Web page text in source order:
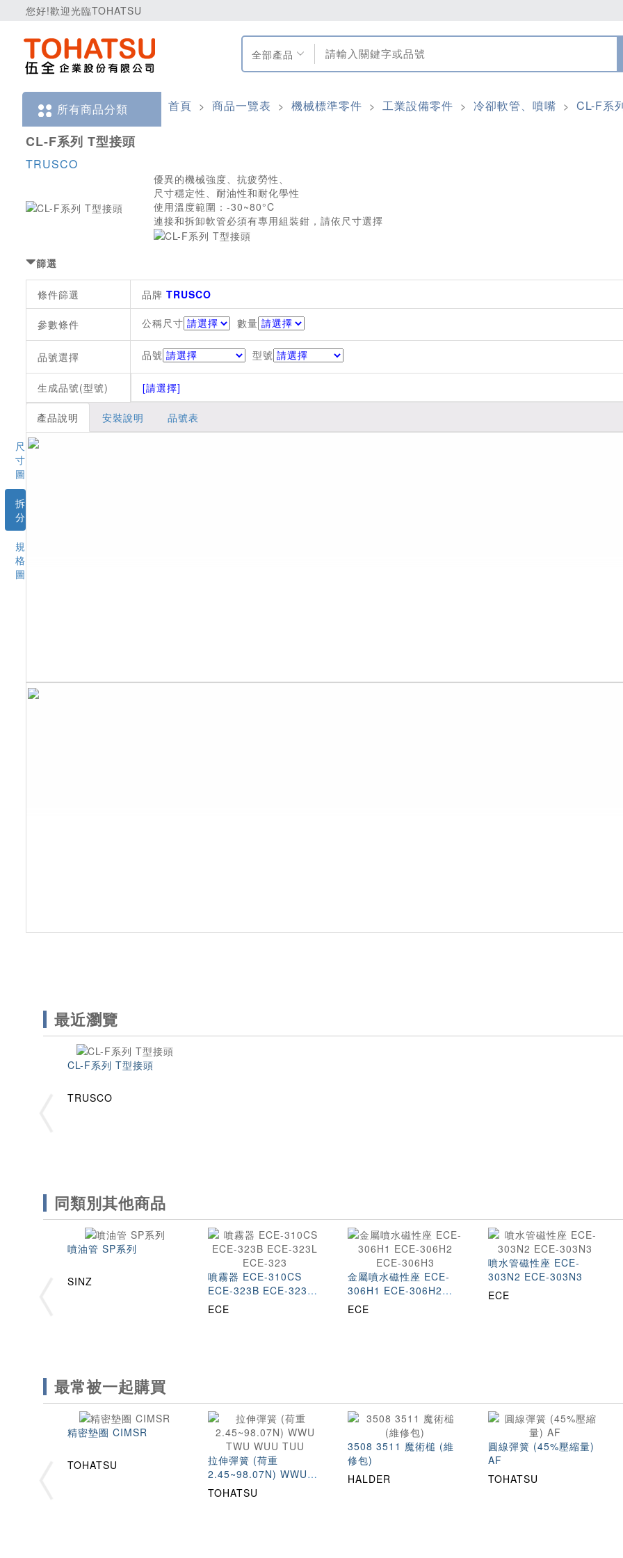
您好!歡迎光臨TOHATSU
全部產品
所有商品分類 首頁 > 商品一覽表 > 機械標準零件 > 工業設備零件 > 冷卻軟管、噴嘴 > CL-F系
CL-F系列 T型接頭
TRUSCO
優異的機械強度、抗疲勞性、
尺寸穩定性、耐油性和耐化學性
使用溫度範圍：-30~80°C
連接和拆卸軟管必須有專用組裝鉗，請依尺寸選擇
篩選
條件篩選 品牌 TRUSCO
參數條件 公稱尺寸 數量
品號選擇 品號 型號
生成品號(型號) [請選擇]
產品說明 安裝說明 品號表
尺
寸
圖
拆
分
規
格
圖
最近瀏覽
CL-F系列 T型接頭
TRUSCO
同類別其他商品
噴油管 SP系列
SINZ
噴霧器 ECE-310CS
ECE-323B ECE-323L
ECE-323
ECE
金屬噴水磁性座 ECE-
306H1 ECE-306H2
ECE-306H3
ECE
噴水管磁性座 ECE-
303N2 ECE-303N3
ECE
最常被一起購買
精密墊圈 CIMSR
TOHATSU
拉伸彈簧 (荷重
2.45~98.07N) WWU
TWU WUU TUU
TOHATSU
3508 3511 魔術槌 (維
修包)
HALDER
圓線彈簧 (45%壓縮量)
AF
TOHATSU